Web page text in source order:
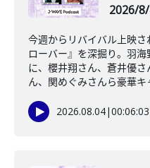
2026/
今週からリバイバル上映
ローバー』を深掘り。羽
に、櫻井翔さん、蒼井優
ん、関めぐみさんら豪華
2026.08.04|00:06:03